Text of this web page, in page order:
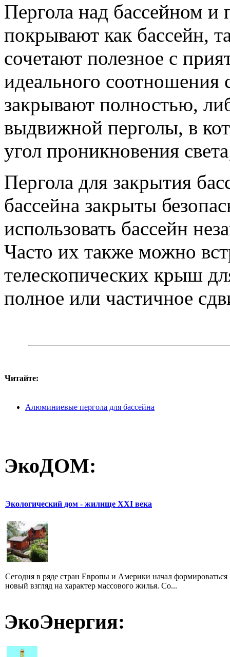
Пергола над бассейном
покрывают как бассейн,
сочетают полезное с
идеального
закрывают полностью,
выдвижной перголы, в
угол проникновения
Пергола для закрытия
бассейна закрыты
использовать бассейн
Часто их также можно
телескопических крыш
полное или частичное
Читайте:
Алюминиевые пергола для бассейна
ЭкоДОМ:
Экологический дом - жилище XXI века
Сегодня в ряде стран Европы и Америки начал формироваться
новый взгляд на характер массового жилья. Со...
ЭкоЭнергия: